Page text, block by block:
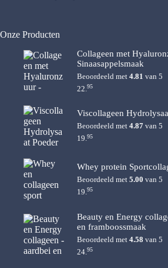
Onze Producten
Collageen met
Sinaasappelsmaak
Beoordeeld met 4.81 van 5
22. 95
Viscollageen
Beoordeeld met 4.87van 5
19.95
Whey protein
Beoordeeld met 5.00 van 5
19.95
Beauty en Energy
en framboossmaak
Beoordeeld met 4.58 van 5
24.95